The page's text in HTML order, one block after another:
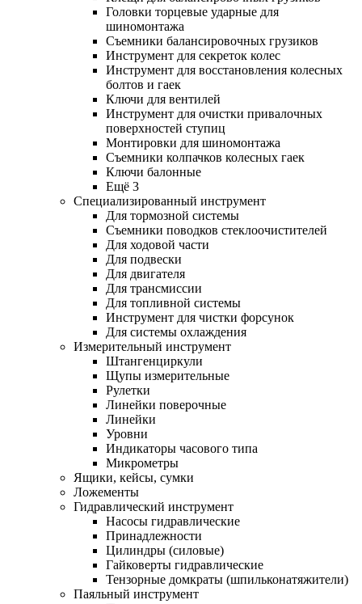
Головки торцевые ударные для
шиномонтажа
Съемники балансировочных грузиков
Инструмент для секреток колес
Инструмент для восстановления колесных
болтов и гаек
Ключи для вентилей
Инструмент для очистки привалочных
поверхностей ступиц
Монтировки для шиномонтажа
Съемники колпачков колесных гаек
Ключи балонные
Ещё 3
Специализированный инструмент
Для тормозной системы
Съемники поводков стеклоочистителей
Для ходовой части
Для подвески
Для двигателя
Для трансмиссии
Для топливной системы
Инструмент для чистки форсунок
Для системы охлаждения
Измерительный инструмент
Штангенциркули
Щупы измерительные
Рулетки
Линейки поверочные
Линейки
Уровни
Индикаторы часового типа
Микрометры
Ящики, кейсы, сумки
Ложементы
Гидравлический инструмент
Насосы гидравлические
Принадлежности
Цилиндры (силовые)
Гайковерты гидравлические
Тензорные домкраты (шпильконатяжители)
Паяльный инструмент